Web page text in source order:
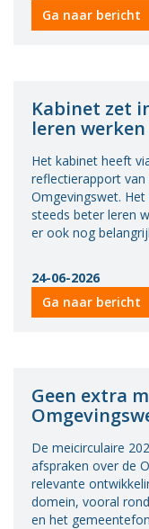
Ga naar bericht
Kabinet zet
leren
Het kabinet heeft
reflectierapport van
Omgevingswet.
steeds beter leren
er ook nog
24-06-2026
Ga naar bericht
Geen extra
De meicirculaire
afspraken over de
relevante
domein, vooral
en het